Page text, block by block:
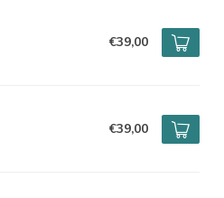
€39,00
€39,00